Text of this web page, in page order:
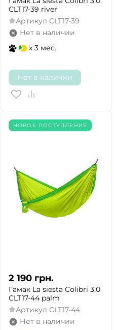
CLT17-39 river
Артикул CLT17-39
Нет в наличии
x 3 мес.
Нет в наличии
НОВОЕ ПОСТУПЛЕНИЕ
2 190 грн.
Гамак La siesta Colibri 3.0
CLT17-44 palm
Артикул CLT17-44
Нет в наличии
НЕТ